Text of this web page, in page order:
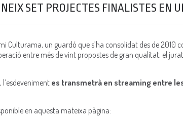
SET PROJECTES FINALISTES EN
Culturama, un guardó que s’ha consolidat des de 2010
entre més de vint propostes de gran qualitat, el
es transmetrà en streaming entre
en aquesta mateixa pàgina: